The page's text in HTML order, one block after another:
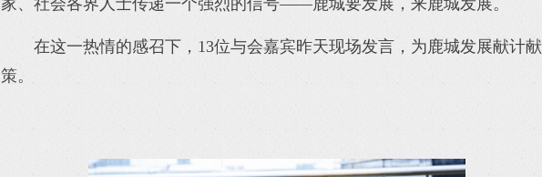
家、社会各界人士传递一个强烈的信号——鹿城要发展，来鹿城发展。
在这一热情的感召下，13位与会嘉宾昨天现场发言，为鹿城发展献计献
策。